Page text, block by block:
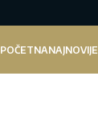
POČETNANAJNOVIJE